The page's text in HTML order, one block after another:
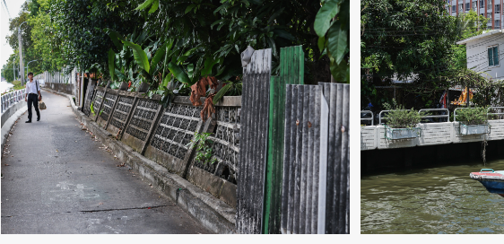
ค้นหา
SHARE TWEET LINE EMAIL